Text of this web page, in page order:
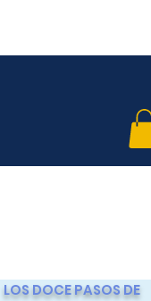
LOS DOCE PASOS DE